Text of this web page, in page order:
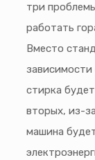
три
работать
Вместо
стирка
вторых, из-
машина